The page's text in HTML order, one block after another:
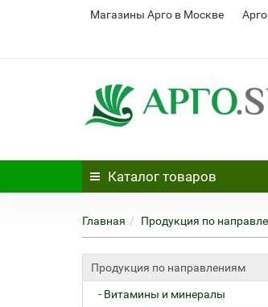
Магазины Арго в Москве
Каталог товаров
Главная Продукция по
Продукция по направлениям
- Витамины и минералы